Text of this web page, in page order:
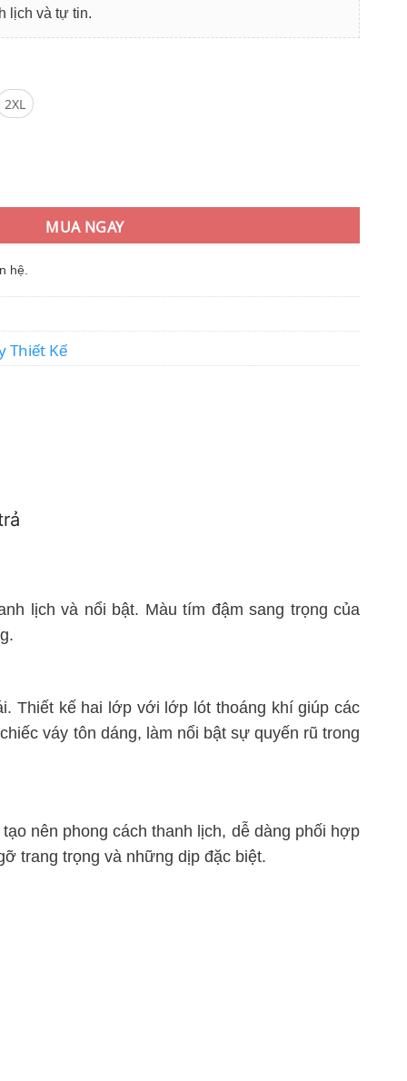
lịch và tự tin.
2XL
MUA NGAY
hệ.
Thiết Kế
lịch và nổi bật. Màu tím đậm sang trọng của
Thiết kế hai lớp với lớp lót thoáng khí giúp các
váy tôn dáng, làm nổi bật sự quyến rũ trong
nên phong cách thanh lịch, dễ dàng phối hợp
trang trọng và những dịp đặc biệt.